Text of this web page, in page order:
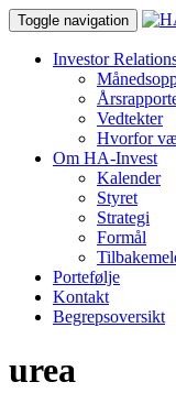
Toggle navigation
Investor
Vedtekter
Hvorfor
Om HA-Invest
Kalender
Styret
Strategi
Formål
Portefølje
Kontakt
Begrepsoversikt
urea